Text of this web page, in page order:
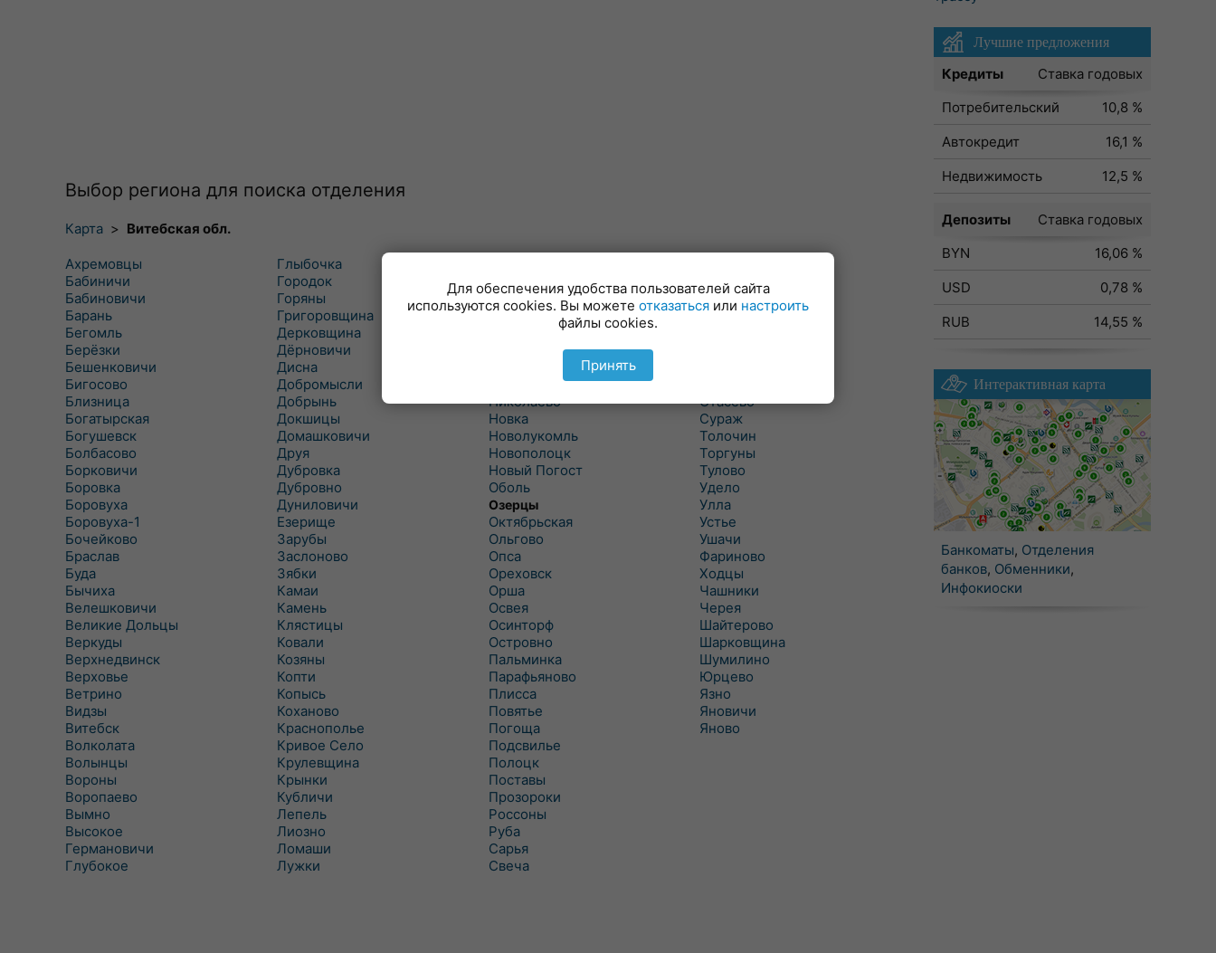
Выбор региона для поиска отделения
Карта > Витебская обл.
Ахремовцы
Бабиничи
Бабиновичи
Барань
Бегомль
Берёзки
Бешенковичи
Бигосово
Близница
Богатырская
Богушевск
Болбасово
Борковичи
Боровка
Боровуха
Боровуха-1
Бочейково
Браслав
Буда
Бычиха
Велешковичи
Великие Дольцы
Веркуды
Верхнедвинск
Верховье
Ветрино
Видзы
Витебск
Волколата
Волынцы
Вороны
Воропаево
Вымно
Высокое
Германовичи
Глубокое
Глыбочка
Городок
Горяны
Григоровщина
Дерковщина
Дёрновичи
Дисна
Добромысли
Добрынь
Докшицы
Домашковичи
Друя
Дубровка
Дубровно
Дуниловичи
Езерище
Зарубы
Заслоново
Зябки
Камаи
Камень
Клястицы
Ковали
Козяны
Копти
Копысь
Коханово
Краснополье
Кривое Село
Крулевщина
Крынки
Кубличи
Лепель
Лиозно
Ломаши
Лужки
Ляды
Межа
Межево
Мишневичи
Николаево
Новка
Новолукомль
Новополоцк
Новый Погост
Оболь
Озерцы
Октябрьская
Ольгово
Опса
Ореховск
Орша
Освея
Осинторф
Островно
Пальминка
Парафьяново
Плисса
Повятье
Погоща
Подсвилье
Полоцк
Поставы
Прозороки
Россоны
Руба
Сарья
Свеча
Сенно
Ситцы
Славени
Стасево
Сураж
Толочин
Торгуны
Тулово
Удело
Улла
Устье
Ушачи
Фариново
Ходцы
Чашники
Черея
Шайтерово
Шарковщина
Шумилино
Юрцево
Язно
Яновичи
Яново
Лучшие предложения
Кредиты
Ставка годовых
Потребительский
10,8 %
Автокредит
16,1 %
Недвижимость
12,5 %
Депозиты
Ставка годовых
BYN
16,06 %
USD
0,78 %
RUB
14,55 %
Интерактивная карта
Банкоматы, Отделения
банков, Обменники,
Инфокиоски
Для обеспечения удобства пользователей сайта
используются cookies. Вы можете отказаться или настроить
файлы cookies.
Принять